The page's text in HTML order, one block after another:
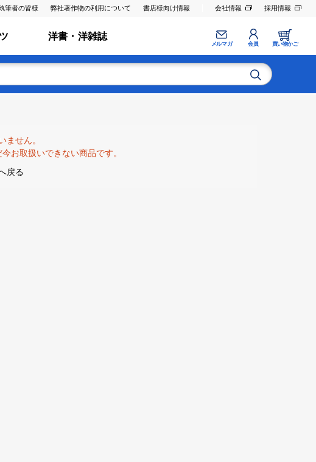
筆者の皆様 弊社著作物の利用について 書店様向け情報 会社情報 採用情報
洋書・洋雑誌
メルマガ 会員 買い物かご
ません。
お取扱いできない商品です。
戻る